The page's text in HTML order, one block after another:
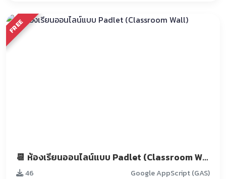
FREE
📆 ห้องเรียนออนไลน์แบบ Padlet (Classroom Wall)
46 Google AppScript (GAS)